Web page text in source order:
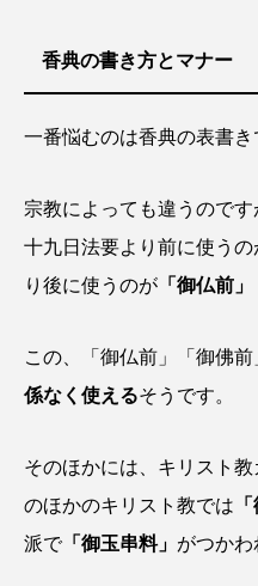
香典の書き方とマナー
一番悩むのは香典の表書き
宗教によっても違うので
十九日法要より前に使うの
り後に使うのが 「御仏前
この、「御仏前」「御佛前
係なく使えるそうです。
そのほかには、キリスト
のほかのキリスト教では
派で「御玉串料」 がつかわ